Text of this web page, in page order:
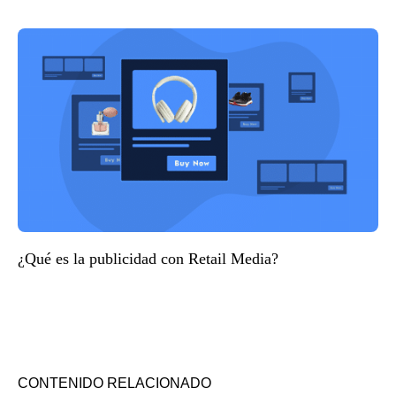
¿Qué es la publicidad con Retail Media?
CONTENIDO RELACIONADO